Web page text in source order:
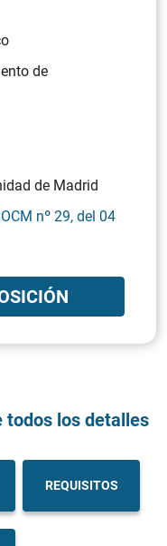
de
de Madrid
nº 29, del 04
todos los detalles
REQUISITOS